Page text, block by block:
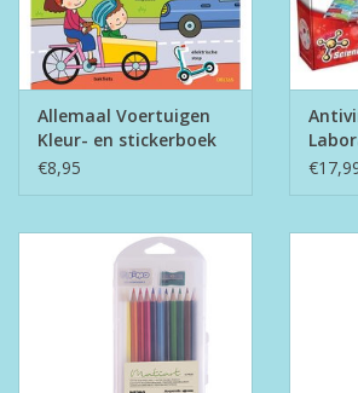
Allemaal Voertuigen
Kleur- en stickerboek
€8,95